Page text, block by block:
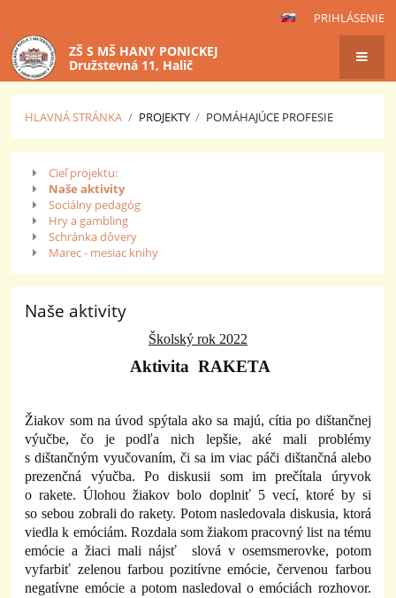
PRIHLÁSENIE
ZŠ S MŠ HANY PONICKEJ
Družstevná 11, Halič
HLAVNÁ STRÁNKA / PROJEKTY / POMÁHAJÚCE PROFESIE
Pomáhajúce
profesie
Cieľ projektu:
Naše aktivity
Sociálny pedagóg
Hry a gambling
Schránka dôvery
Marec - mesiac knihy
Naše aktivity
Školský rok 2022
Aktivita RAKETA
Žiakov som na úvod spýtala ako sa majú, cítia po dištančnej
výučbe, čo je podľa nich lepšie, aké mali problémy
s dištančným vyučovaním, či sa im viac páči dištančná alebo
prezenčná výučba. Po diskusii som im prečítala úryvok
o rakete. Úlohou žiakov bolo doplniť 5 vecí, ktoré by si
so sebou zobrali do rakety. Potom nasledovala diskusia, ktorá
viedla k emóciám. Rozdala som žiakom pracovný list na tému
emócie a žiaci mali nájsť slová v osemsmerovke, potom
vyfarbiť zelenou farbou pozitívne emócie, červenou farbou
negatívne emócie a potom nasledoval o emóciách rozhovor.